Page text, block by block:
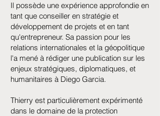
Il possède une expérience approfondie en
tant que conseiller en stratégie et
développement de projets et en tant
qu'entrepreneur. Sa passion pour les
relations internationales et la géopolitique
l'a mené à rédiger une publication sur les
enjeux stratégiques, diplomatiques, et
humanitaires à Diego Garcia.
Thierry est particulièrement expérimenté
dans le domaine de la protection